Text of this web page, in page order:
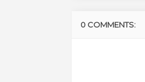
0 COMMENTS: